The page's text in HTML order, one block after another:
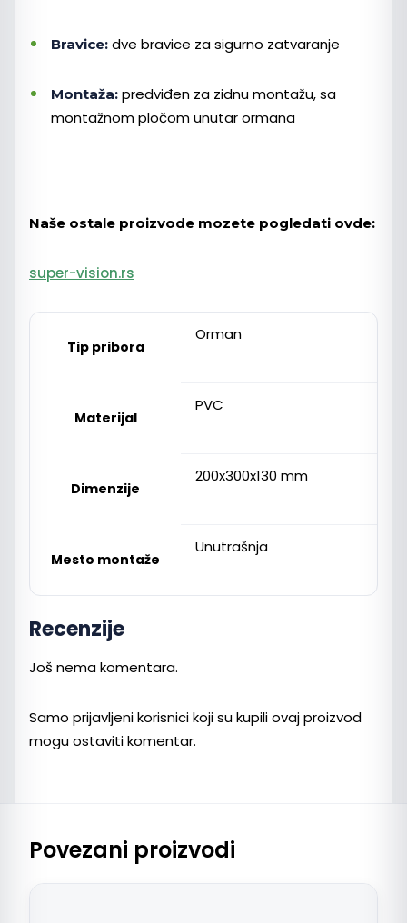
Bravice: dve bravice za sigurno zatvaranje
Montaža: predviđen za zidnu montažu, sa
montažnom pločom unutar ormana
Naše ostale proizvode mozete pogledati ovde:
super-vision.rs
Tip pribora
Orman
Materijal
PVC
Dimenzije
200x300x130 mm
Mesto montaže
Unutrašnja
Recenzije
Još nema komentara.
Samo prijavljeni korisnici koji su kupili ovaj proizvod
mogu ostaviti komentar.
Povezani proizvodi